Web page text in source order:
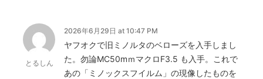
とるしん
2026年6月29日 at 10:47 PM
ヤフオクで旧ミノルタのベローズを入手しまし
た。勿論MC50mｍマクロF3.5 も入手。これで
あの「ミノックスフイルム」の現像したものを